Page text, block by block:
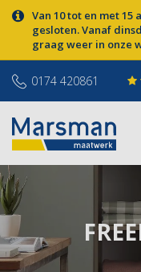
Van 10 tot en met
gesloten. Vanaf
graag weer in onze
0174 420861